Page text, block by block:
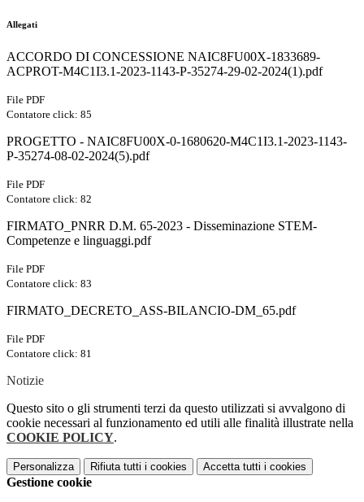
Allegati
ACCORDO DI CONCESSIONE NAIC8FU00X-1833689-
ACPROT-M4C1I3.1-2023-1143-P-35274-29-02-2024(1).pdf
File PDF
Contatore click: 85
PROGETTO - NAIC8FU00X-0-1680620-M4C1I3.1-2023-1143-
P-35274-08-02-2024(5).pdf
File PDF
Contatore click: 82
FIRMATO_PNRR D.M. 65-2023 - Disseminazione STEM-
Competenze e linguaggi.pdf
File PDF
Contatore click: 83
FIRMATO_DECRETO_ASS-BILANCIO-DM_65.pdf
File PDF
Contatore click: 81
Notizie
Questo sito o gli strumenti terzi da questo utilizzati si avvalgono di
cookie necessari al funzionamento ed utili alle finalità illustrate nella
COOKIE POLICY.
Personalizza Rifiuta tutti i cookies Accetta tutti i cookies
Gestione cookie